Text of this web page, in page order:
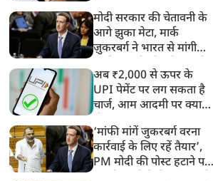
मोदी सरकार की चेतावनी के
आगे झुका मेटा, मार्क
ज़ुकरबर्ग ने भारत से मांगी
अब ₹2,000 से ऊपर के
UPI पेमेंट पर लग सकता है
चार्ज, आम आदमी पर क्या
‘मांफी मांगें जुकरबर्ग वरना
कार्रवाई के लिए रहें तैयार’,
PM मोदी की पोस्ट हटाने पर